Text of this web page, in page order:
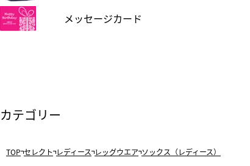
メッセージカード
カテゴリー
TOP セレクト レディース レッグウエア ソックス（レディース）